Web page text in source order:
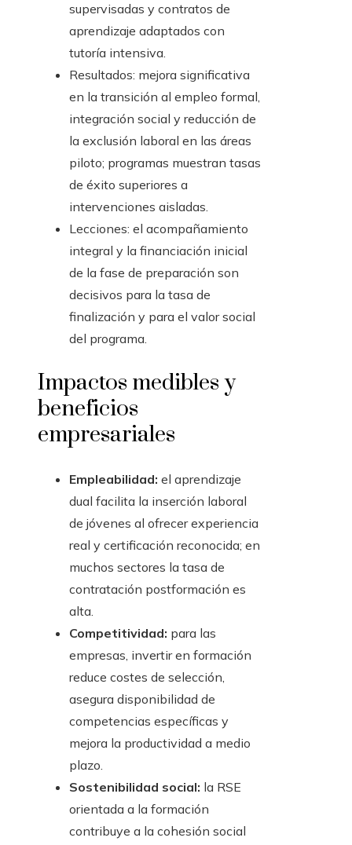
supervisadas y contratos de
aprendizaje adaptados con
tutoría intensiva.
Resultados: mejora significativa
en la transición al empleo formal,
integración social y reducción de
la exclusión laboral en las áreas
piloto; programas muestran tasas
de éxito superiores a
intervenciones aisladas.
Lecciones: el acompañamiento
integral y la financiación inicial
de la fase de preparación son
decisivos para la tasa de
finalización y para el valor social
del programa.
Impactos medibles y
beneficios
empresariales
Empleabilidad: el aprendizaje
dual facilita la inserción laboral
de jóvenes al ofrecer experiencia
real y certificación reconocida; en
muchos sectores la tasa de
contratación postformación es
alta.
Competitividad: para las
empresas, invertir en formación
reduce costes de selección,
asegura disponibilidad de
competencias específicas y
mejora la productividad a medio
plazo.
Sostenibilidad social: la RSE
orientada a la formación
contribuye a la cohesión social